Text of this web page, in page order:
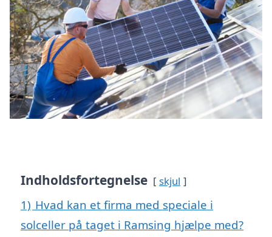
Indholdsfortegnelse skjul
1) Hvad kan et firma med speciale i
solceller på taget i Ramsing hjælpe med?